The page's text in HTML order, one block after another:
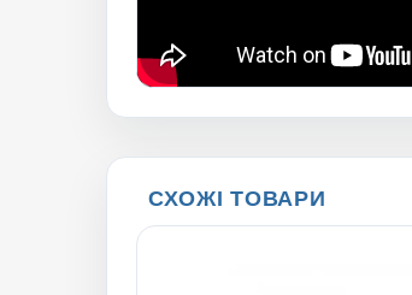
СХОЖІ ТОВАРИ